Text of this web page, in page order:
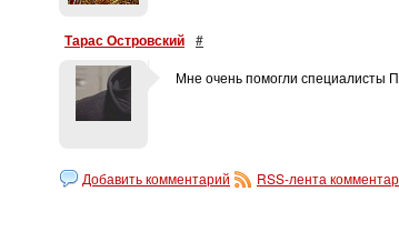
Тарас Островский #
Мне очень помогли специалисты
Добавить комментарий RSS-лента